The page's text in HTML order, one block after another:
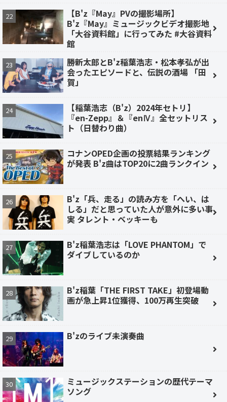
【B'z『May』PVの撮影場所】
B'z『May』ミュージックビデオ撮影地
「大谷資料館」に行ってみた #大谷資料
館
勝新太郎とB'z稲葉浩志・松本孝弘が出
会ったエピソードと、伝説の酒場 「田
賀」
【稲葉浩志（B'z）2024年セトリ】
『en-Zepp』＆『enⅣ』全セットリス
ト（日替わり曲）
コナンOPED企画の投票結果ランキング
が発表 B'z曲はTOP20に2曲ランクイン
B'z「兵、走る」の読み方を「へい、は
しる」だと思っていた人が意外に多い事
実 タレント・ベッキーも
B'z稲葉浩志は「LOVE PHANTOM」で
ダイブしているのか
B'z稲葉「THE FIRST TAKE」初登場動
画が急上昇1位獲得、100万再生突破
B'zのライブ未演奏曲
ミュージックステーションの歴代テーマ
ソング